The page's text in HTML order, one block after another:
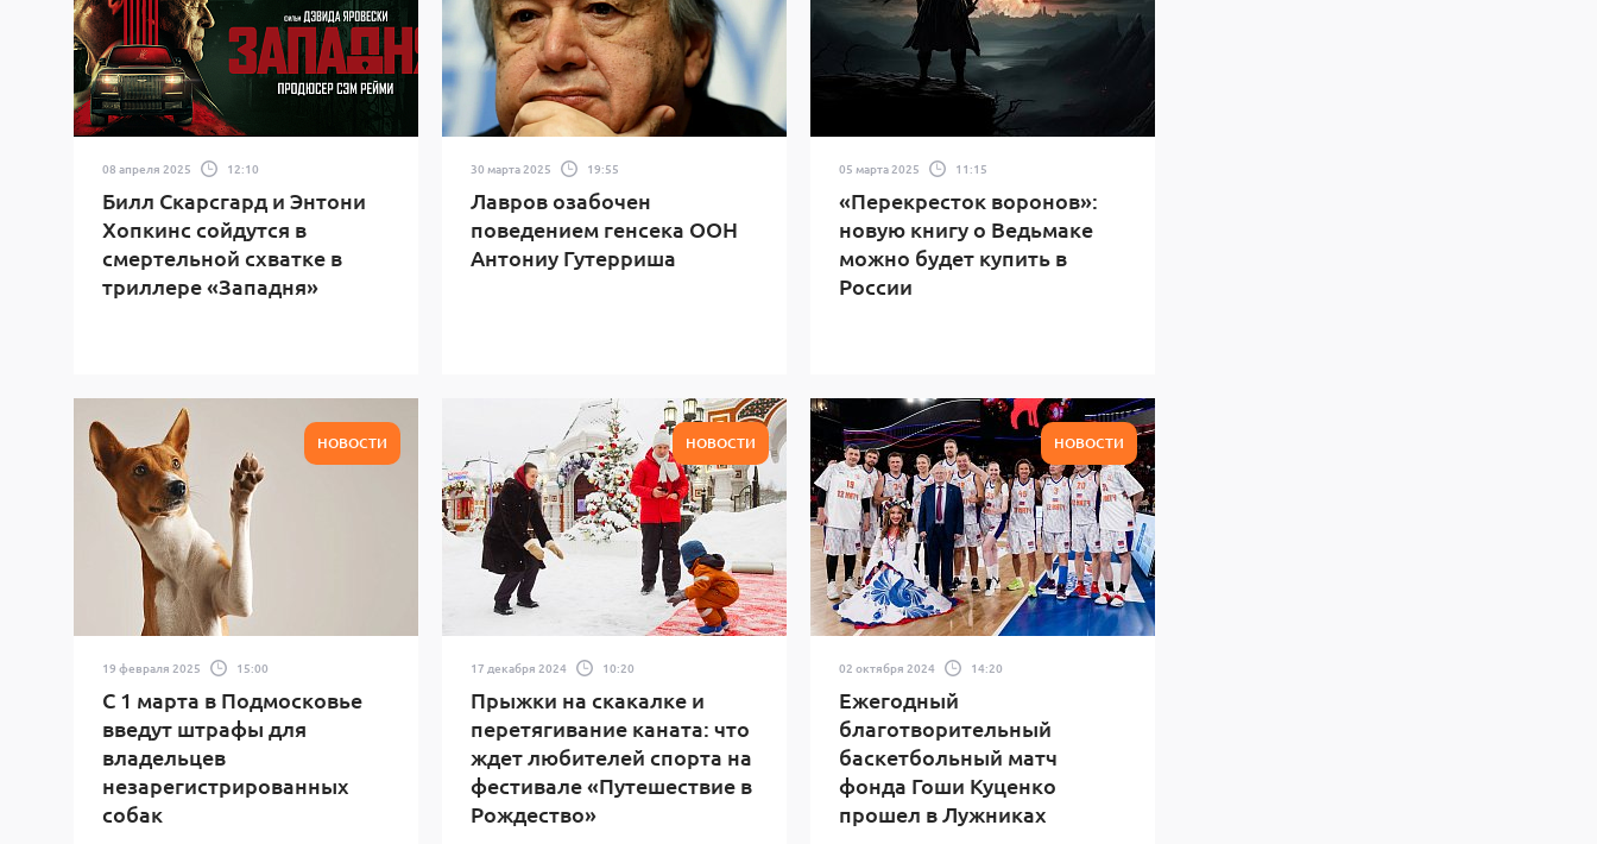
08 апреля 2025 12:10
Билл Скарсгард и Энтони
Хопкинс сойдутся в
смертельной схватке в
триллере «Западня»
30 марта 2025 19:55
Лавров озабочен
поведением генсека ООН
Антониу Гутерриша
05 марта 2025 11:15
«Перекресток воронов»:
новую книгу о Ведьмаке
можно будет купить в
России
НОВОСТИ
19 февраля 2025 15:00
С 1 марта в Подмосковье
введут штрафы для
владельцев
незарегистрированных
собак
НОВОСТИ
17 декабря 2024 10:20
Прыжки на скакалке и
перетягивание каната: что
ждет любителей спорта на
фестивале «Путешествие в
Рождество»
НОВОСТИ
02 октября 2024 14:20
Ежегодный
благотворительный
баскетбольный матч
фонда Гоши Куценко
прошел в Лужниках